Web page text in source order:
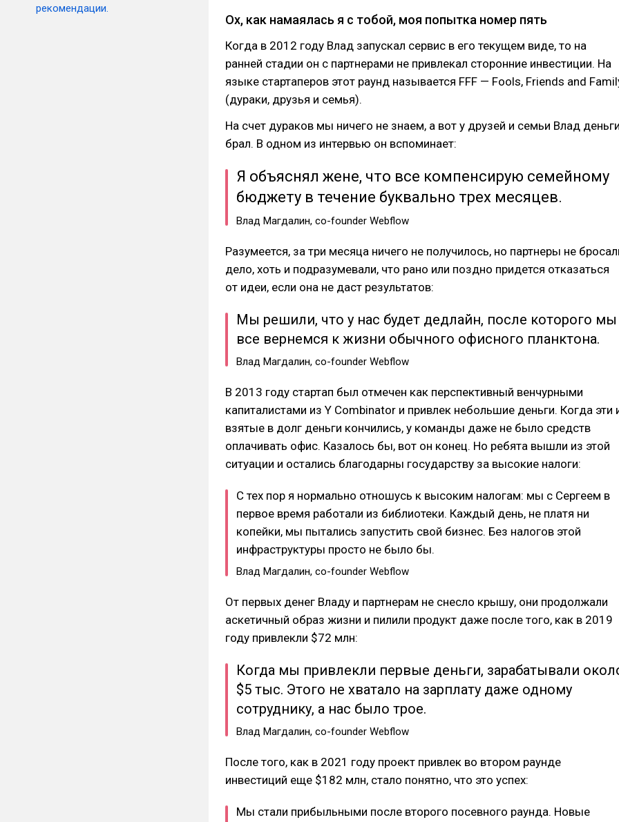
рекомендации.
Ох, как намаялась я с тобой, моя попытка номер пять
Когда в 2012 году Влад запускал сервис в его текущем виде, то на
ранней стадии он с партнерами не привлекал сторонние инвестиции. На
языке стартаперов этот раунд называется FFF — Fools, Friends and
(дураки, друзья и семья).
На счет дураков мы ничего не знаем, а вот у друзей и семьи Влад
брал. В одном из интервью он вспоминает:
Я объяснял жене, что все компенсирую семейному
бюджету в течение буквально трех месяцев.
Влад Магдалин, сo-founder Webflow
Разумеется, за три месяца ничего не получилось, но партнеры не
дело, хоть и подразумевали, что рано или поздно придется отказаться
от идеи, если она не даст результатов:
Мы решили, что у нас будет дедлайн, после которого мы
все вернемся к жизни обычного офисного планктона.
Влад Магдалин, сo-founder Webflow
В 2013 году стартап был отмечен как перспективный венчурными
капиталистами из Y Combinator и привлек небольшие деньги. Когда эти
взятые в долг деньги кончились, у команды даже не было средств
оплачивать офис. Казалось бы, вот он конец. Но ребята вышли из этой
ситуации и остались благодарны государству за высокие налоги:
С тех пор я нормально отношусь к высоким налогам: мы с Сергеем в
первое время работали из библиотеки. Каждый день, не платя ни
копейки, мы пытались запустить свой бизнес. Без налогов этой
инфраструктуры просто не было бы.
Влад Магдалин, сo-founder Webflow
От первых денег Владу и партнерам не снесло крышу, они продолжали
аскетичный образ жизни и пилили продукт даже после того, как в 2019
году привлекли $72 млн:
Когда мы привлекли первые деньги, зарабатывали
$5 тыс. Этого не хватало на зарплату даже одному
сотруднику, а нас было трое.
Влад Магдалин, сo-founder Webflow
После того, как в 2021 году проект привлек во втором раунде
инвестиций еще $182 млн, стало понятно, что это успех:
Мы стали прибыльными после второго посевного раунда. Новые